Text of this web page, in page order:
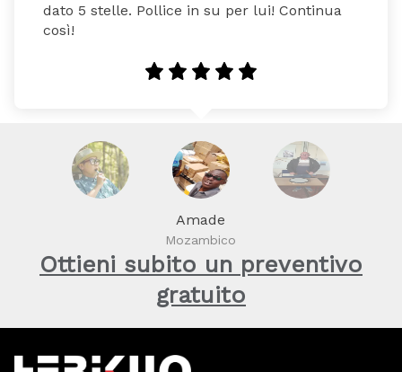
dato 5 stelle. Pollice in su per lui! Continua
così!
Amade
Mozambico
Ottieni subito un preventivo
gratuito